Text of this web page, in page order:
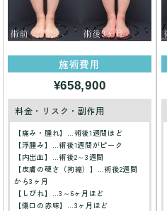
施術費用
¥658,900
料金・リスク・副作用
【痛み・腫れ】…術後1週間ほど
【浮腫み】…術後1週間がピーク
【内出血】…術後2～3週間
【皮膚の硬さ（拘縮）】…術後2週間
から3ヶ月
【しびれ】…3～6ヶ月ほど
【傷口の赤味】…3ヶ月ほど